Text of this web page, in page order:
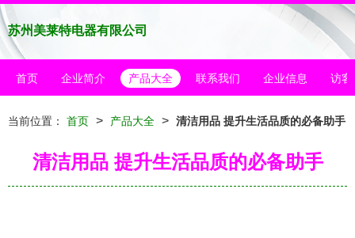
苏州美莱特电器有限公司
首页 企业简介 产品大全 联系我们 企业信息 访客
当前位置： 首页 > 产品大全 > 清洁用品 提升生活品质的必备助手
清洁用品 提升生活品质的必备助手